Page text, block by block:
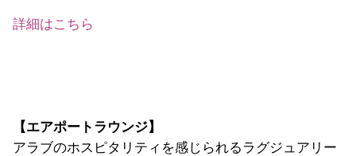
詳細はこちら
【エアポートラウンジ】
アラブのホスピタリティを感じられるラグジュアリー